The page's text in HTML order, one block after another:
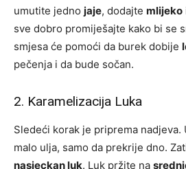
umutite jedno jaje, dodajte mlijeko
sve dobro promiješajte kako bi se
smjesa će pomoći da burek dobije
pečenja i da bude sočan.
2. Karamelizacija Luka
Sledeći korak je priprema nadjeva.
malo ulja, samo da prekrije dno.
nasjeckan luk. Luk pržite na